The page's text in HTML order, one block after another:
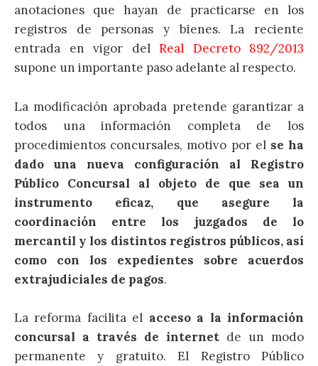
anotaciones que hayan de practicarse en los
registros de personas y bienes. La reciente
entrada en vigor del Real Decreto 892/2013
supone un importante paso adelante al respecto.
La modificación aprobada pretende garantizar a
todos una información completa de los
procedimientos concursales, motivo por el se ha
dado una nueva configuración al Registro
Público Concursal al objeto de que sea un
instrumento eficaz, que asegure la
coordinación entre los juzgados de lo
mercantil y los distintos registros públicos, así
como con los expedientes sobre acuerdos
extrajudiciales de pagos.
La reforma facilita el acceso a la información
concursal a través de internet de un modo
permanente y gratuito. El Registro Público